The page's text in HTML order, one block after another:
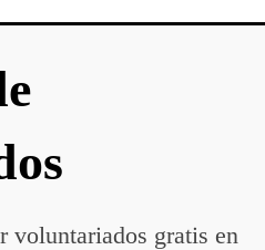
voluntariados gratis en